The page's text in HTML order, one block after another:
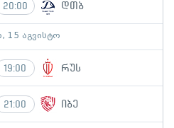
20:00 დთბ
15 აგვისტო
19:00 რუს
21:00 იბე